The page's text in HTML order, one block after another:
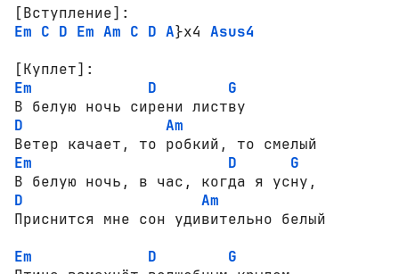
[Вступление]:
Em C D Em Am C D A}x4 Asus4
[Куплет]:
Em
D
G
D
Am
Em
D
G
D
Am
Приснится мне сон удивительно белый
Em
D
G